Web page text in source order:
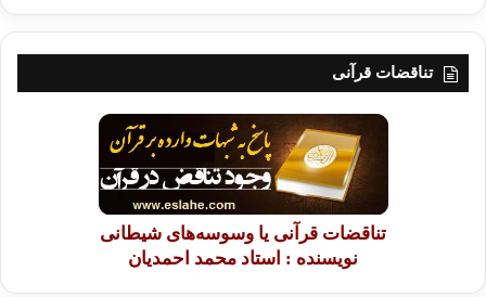
تناقضات قرآنی
تناقضات قرآنی یا وسوسه‌های شیطانی
نویسنده : استاد محمد احمدیان